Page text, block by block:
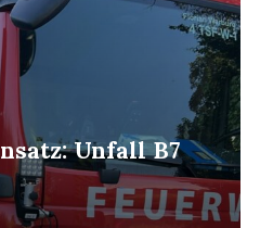
Unfall B7